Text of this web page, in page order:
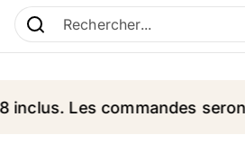
Les commandes seront